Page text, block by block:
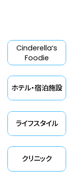
Cinderella‘s
Foodie
ホテル・宿泊施設
ライフスタイル
クリニック